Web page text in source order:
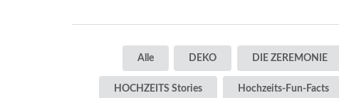
Alle DEKO DIE ZEREMONIE
HOCHZEITS Stories Hochzeits-Fun-Facts